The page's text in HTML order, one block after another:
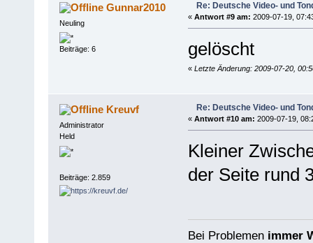
Gunnar2010
Neuling
Beiträge: 6
Re: Deutsche Video- und
« Antwort #9 am: 2009-07-19,
gelöscht
« Letzte Änderung: 2009-07-20,
Kreuvf
Administrator
Held
Beiträge: 2.859
Re: Deutsche Video- und
« Antwort #10 am: 2009-07-19,
Kleiner
der Seite rund
Bei Problemen immer